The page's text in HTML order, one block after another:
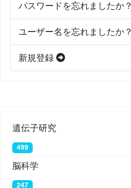
パスワードを忘れましたか？
ユーザー名を忘れましたか？
新規登録
遺伝子研究
499
脳科学
247